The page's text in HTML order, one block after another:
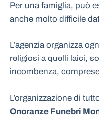
Per una famiglia, può
anche molto difficile
L’agenzia organizza
religiosi a quelli laici,
incombenza,
L’organizzazione di
Onoranze Funebri